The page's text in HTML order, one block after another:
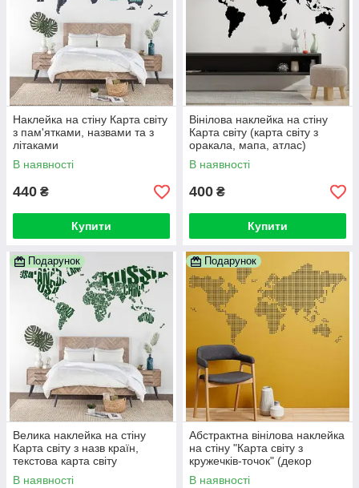
Наклейка на стіну Карта світу
з пам'ятками, назвами та з
літаками
В наявності
440 ₴
Купити
Вінілова наклейка на стіну
Карта світу (карта світу з
оракала, мапа, атлас)
В наявності
400 ₴
Купити
Подарунок
Велика наклейка на стіну
Карта світу з назв країн,
текстова карта світу
В наявності
Подарунок
Абстрактна вінілова наклейка
на стіну "Карта світу з
кружечків-точок" (декор
офісу)
В наявності